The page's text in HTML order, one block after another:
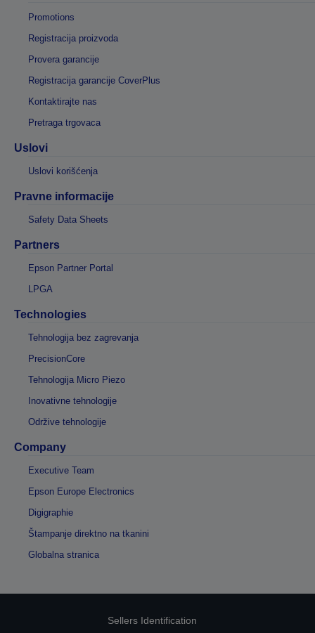
Promotions
Registracija proizvoda
Provera garancije
Registracija garancije CoverPlus
Kontaktirajte nas
Pretraga trgovaca
Uslovi
Uslovi korišćenja
Pravne informacije
Safety Data Sheets
Partners
Epson Partner Portal
LPGA
Technologies
Tehnologija bez zagrevanja
PrecisionCore
Tehnologija Micro Piezo
Inovativne tehnologije
Održive tehnologije
Company
Executive Team
Epson Europe Electronics
Digigraphie
Štampanje direktno na tkanini
Globalna stranica
Sellers Identification